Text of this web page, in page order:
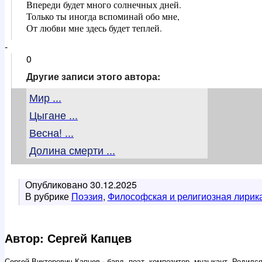
Впереди будет много солнечных дней.
Только ты иногда вспоминай обо мне,
От любви мне здесь будет теплей.
-
0
Другие записи этого автора:
Мир ...
Цыгане ...
Весна! ...
Долина смерти ...
Опубликовано30.12.2025
В рубрике Поэзия, Философская и религиозная
Автор: Сергей Капцев